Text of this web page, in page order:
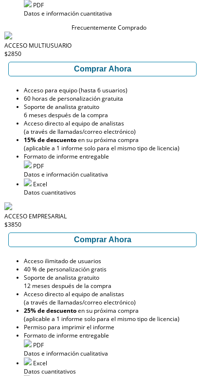
PDF
Datos e información cuantitativa
Frecuentemente Comprado
ACCESO MULTIUSUARIO
$2850
Comprar Ahora
Acceso para equipo (hasta 6 usuarios)
60 horas de personalización gratuita
Soporte de analista gratuito
6 meses después de la compra
Acceso directo al equipo de analistas
(a través de llamadas/correo electrónico)
15% de descuentoen su próxima compra
(aplicable a 1 informe solo para el mismo tipo de licencia)
Formato de informe entregable
PDF
Datos e información cualitativa
Excel
Datos cuantitativos
ACCESO EMPRESARIAL
$3850
Comprar Ahora
Acceso ilimitado de usuarios
40 % de personalización gratis
Soporte de analista gratuito
12 meses después de la compra
Acceso directo al equipo de analistas
(a través de llamadas/correo electrónico)
25% de descuentoen su próxima compra
(aplicable a 1 informe solo para el mismo tipo de licencia)
Permiso para imprimir el informe
Formato de informe entregable
PDF
Datos e información cualitativa
Excel
Datos cuantitativos